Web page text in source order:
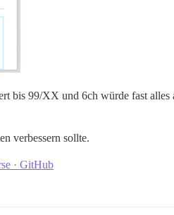
bis 99/XX und 6ch würde fast alles
verbessern sollte.
· GitHub